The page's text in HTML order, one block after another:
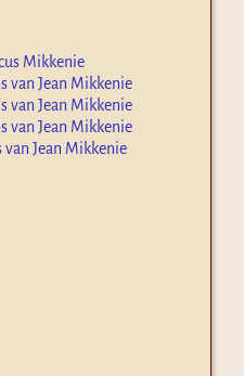
Mikkenie
van Jean Mikkenie
van Jean Mikkenie
van Jean Mikkenie
van Jean Mikkenie